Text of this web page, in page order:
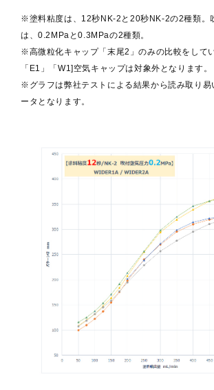
WIDER1A-13H2 圧送式
WIDER1A-
WIDER1A-15H2 圧送式
WIDER1A-
15H2V
圧送式
WIDER1A-05RV 圧送式
※塗料粘度は、12秒NK-2と20秒NK-2の2種類。
は、0.2MPaと0.3MPaの2種類。
※高微粒化キャップ「末尾2」のみの比較をして
「E1」「W1]空気キャップは対象外となります。
※グラフは弊社テストによる結果から読み取り易
ータとなります。